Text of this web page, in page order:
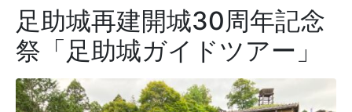
足助城再建開城30周年記念
祭「足助城ガイドツアー」